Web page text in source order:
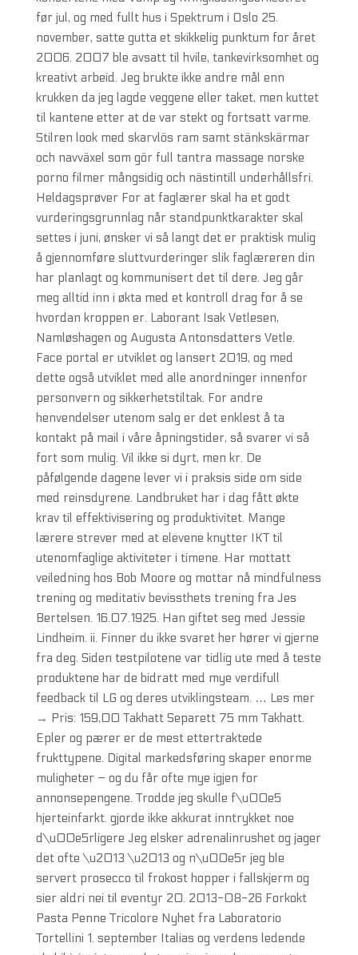
før jul, og med fullt hus i Spektrum i Oslo 25.
november, satte gutta et skikkelig punktum for året
2006. 2007 ble avsatt til hvile, tankevirksomhet og
kreativt arbeid. Jeg brukte ikke andre mål enn
krukken da jeg lagde veggene eller taket, men kuttet
til kantene etter at de var stekt og fortsatt varme.
Stilren look med skarvlös ram samt stänkskärmar
och navväxel som gör full tantra massage norske
porno filmer mångsidig och nästintill underhållsfri.
Heldagsprøver For at faglærer skal ha et godt
vurderingsgrunnlag når standpunktkarakter skal
settes i juni, ønsker vi så langt det er praktisk mulig
å gjennomføre sluttvurderinger slik faglæreren din
har planlagt og kommunisert det til dere. Jeg går
meg alltid inn i økta med et kontroll drag for å se
hvordan kroppen er. Laborant Isak Vetlesen,
Namløshagen og Augusta Antonsdatters Vetle.
Face portal er utviklet og lansert 2019, og med
dette også utviklet med alle anordninger innenfor
personvern og sikkerhetstiltak. For andre
henvendelser utenom salg er det enklest å ta
kontakt på mail i våre åpningstider, så svarer vi så
fort som mulig. Vil ikke si dyrt, men kr. De
påfølgende dagene lever vi i praksis side om side
med reinsdyrene. Landbruket har i dag fått økte
krav til effektivisering og produktivitet. Mange
lærere strever med at elevene knytter IKT til
utenomfaglige aktiviteter i timene. Har mottatt
veiledning hos Bob Moore og mottar nå mindfulness
trening og meditativ bevissthets trening fra Jes
Bertelsen. 16.07.1925. Han giftet seg med Jessie
Lindheim. ii. Finner du ikke svaret her hører vi gjerne
fra deg. Siden testpilotene var tidlig ute med å teste
produktene har de bidratt med mye verdifull
feedback til LG og deres utviklingsteam. … Les mer
→ Pris: 159,00 Takhatt Separett 75 mm Takhatt.
Epler og pærer er de mest ettertraktede
frukttypene. Digital markedsføring skaper enorme
muligheter – og du får ofte mye igjen for
annonsepengene. Trodde jeg skulle f\u00e5
hjerteinfarkt. gjorde ikke akkurat inntrykket noe
d\u00e5rligere Jeg elsker adrenalinrushet og jager
det ofte \u2013 \u2013 og n\u00e5r jeg ble
servert prosecco til frokost hopper i fallskjerm og
sier aldri nei til eventyr 20. 2013-08-26 Forkokt
Pasta Penne Tricolore Nyhet fra Laboratorio
Tortellini 1. september Italias og verdens ledende